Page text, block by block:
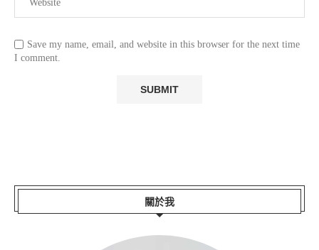
Save my name, email, and website in this browser for the next time
I comment.
關於我